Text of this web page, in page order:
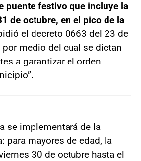
puente festivo que incluye la
de octubre, en el pico de la
el decreto 0663 del 23 de
medio del cual se dictan
a garantizar el orden
se implementará de la
para mayores de edad, la
30 de octubre hasta el